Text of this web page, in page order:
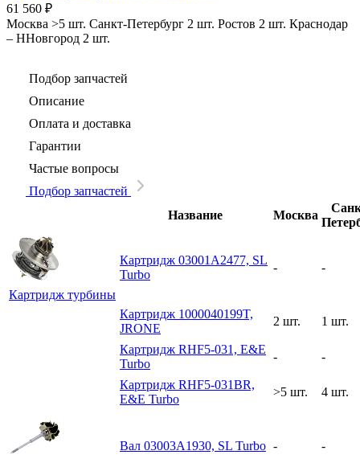
61 560 ₽
Москва >5 шт. Санкт-Петербург 2 шт. Ростов 2 шт. Краснодар
– ННовгород 2 шт.
Подбор запчастей
Описание
Оплата и доставка
Гарантии
Частые вопросы
Подбор запчастей
Название
Москва
Картридж турбины
Картридж 03001A2477, SL
Turbo
- -
Картридж 1000040199T,
JRONE
2 шт. 1 шт.
Картридж RHF5-031, E&E
Turbo
- -
Картридж RHF5-031BR,
E&E Turbo
>5 шт. 4 шт.
Вал 03003A1930, SL Turbo - -